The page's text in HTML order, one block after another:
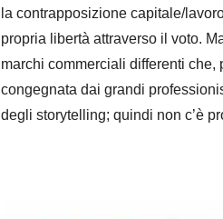
la contrapposizione capitale/
propria libertà attraverso il voto.
marchi commerciali differenti che,
congegnata dai grandi
degli storytelling; quindi non c’è